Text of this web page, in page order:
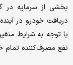
بخشی از سرمایه در
دریافت خودرو در
با توجه به شرایط
نفع مصرف‌کننده تمام